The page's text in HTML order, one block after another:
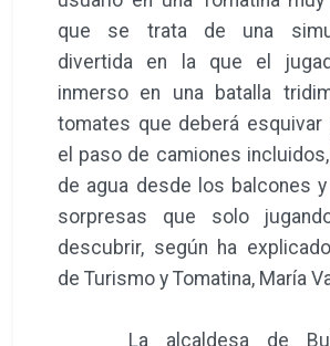
que se trata de una
divertida en la que el
inmerso en una batalla
tomates que deberá esquivar
el paso de camiones
de agua desde los balcones
sorpresas que solo
descubrir, según ha
de Turismo y Tomatina, María
La alcaldesa de